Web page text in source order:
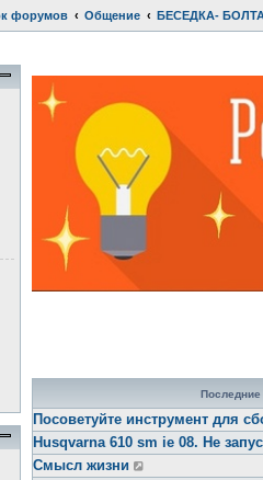
форумов Общение
БЕСЕДКА-
Посоветуйте инструмент для
Husqvarna 610 sm ie 08. Не
Смысл жизни